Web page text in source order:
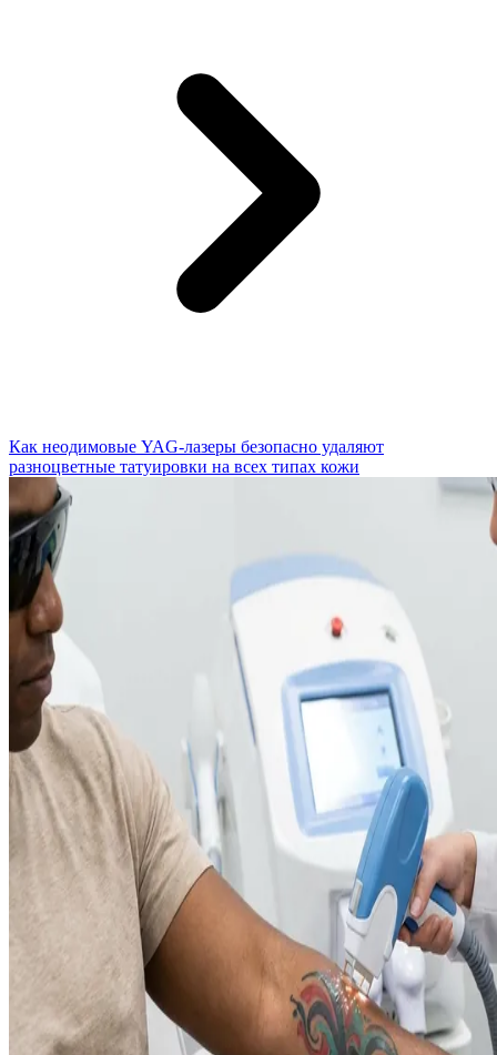
Как неодимовые YAG-лазеры безопасно удаляют
разноцветные татуировки на всех типах кожи